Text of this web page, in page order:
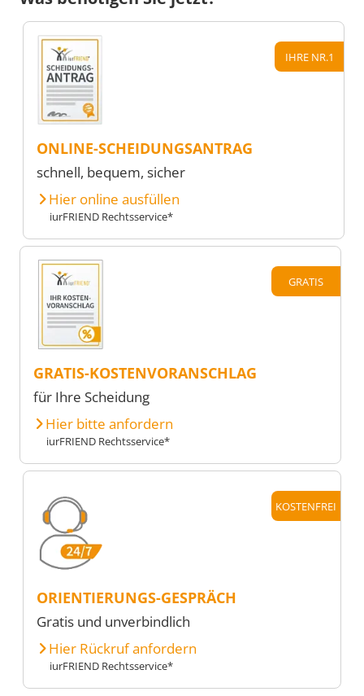
IHRE NR.1
ONLINE-SCHEIDUNGSANTRAG
schnell, bequem, sicher
Hier online ausfüllen
iurFRIEND Rechtsservice*
GRATIS
GRATIS-KOSTENVORANSCHLAG
für Ihre Scheidung
Hier bitte anfordern
iurFRIEND Rechtsservice*
KOSTENFREI
ORIENTIERUNGS-GESPRÄCH
Gratis und unverbindlich
Hier Rückruf anfordern
iurFRIEND Rechtsservice*